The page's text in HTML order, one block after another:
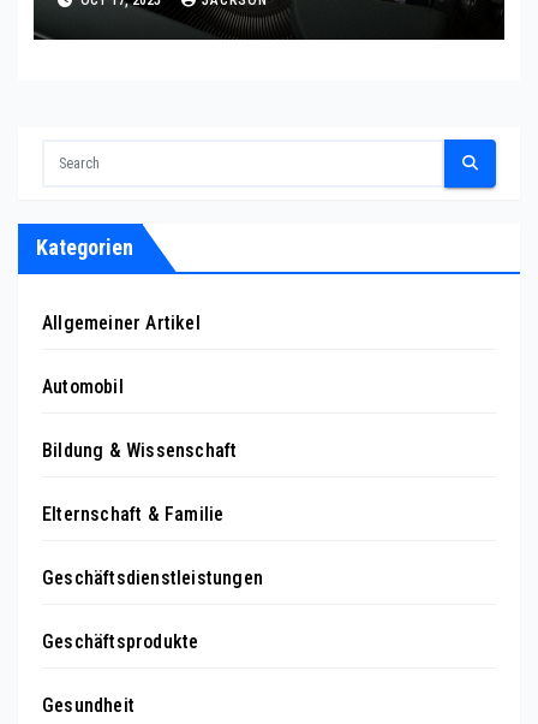
Kategorien
Allgemeiner Artikel
Automobil
Bildung & Wissenschaft
Elternschaft & Familie
Geschäftsdienstleistungen
Geschäftsprodukte
Gesundheit